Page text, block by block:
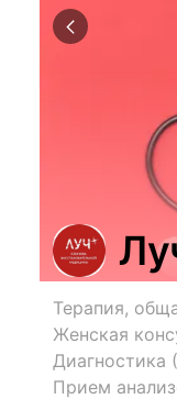
Терапия,
Женская
Диагностика
Прием